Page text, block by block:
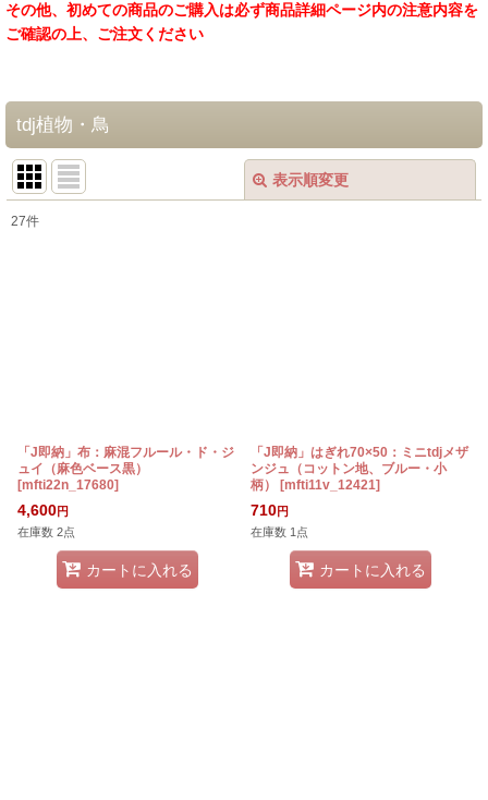
その他、初めての商品のご購入は必ず商品詳細ページ内の注意内容を
ご確認の上、ご注文ください
tdj植物・鳥
表示順変更
27件
「J即納」布：麻混フルール・ド・ジ
ュイ（麻色ベース黒）
[mfti22n_17680]
4,600円
在庫数 2点
カートに入れる
「J即納」はぎれ70×50：ミニtdjメザ
ンジュ（コットン地、ブルー・小
柄）
[mfti11v_12421]
710円
在庫数 1点
カートに入れる